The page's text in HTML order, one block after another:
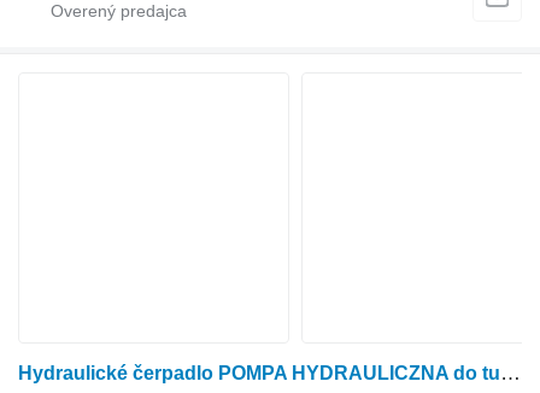
Hydraulické čerpadlo POMPA HYDRAULICZNA do tura/ ergosa lub innej B03 PZBAN3025HL10 na kolesového traktora